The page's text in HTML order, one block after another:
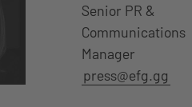
Senior PR &
Communications
Manager
press@efg.gg